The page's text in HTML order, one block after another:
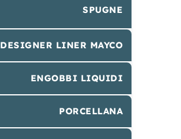
SPUGNE
DESIGNER LINER MAYCO
ENGOBBI LIQUIDI
PORCELLANA